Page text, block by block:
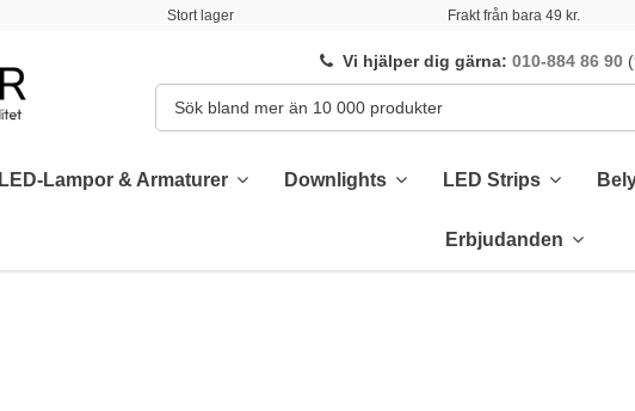
Stort lager Frakt från bara 49 kr.
Vi hjälper dig gärna:010-884 86 90
LED-Lampor & Armaturer Downlights LED Strips
Erbjudanden